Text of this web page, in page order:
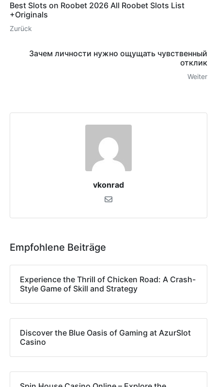
Best Slots on Roobet 2026 All Roobet Slots List
+Originals
Zurück
Зачем личности нужно ощущать чувственный
отклик
Weiter
vkonrad
Empfohlene Beiträge
Experience the Thrill of Chicken Road: A Crash-
Style Game of Skill and Strategy
Discover the Blue Oasis of Gaming at AzurSlot
Casino